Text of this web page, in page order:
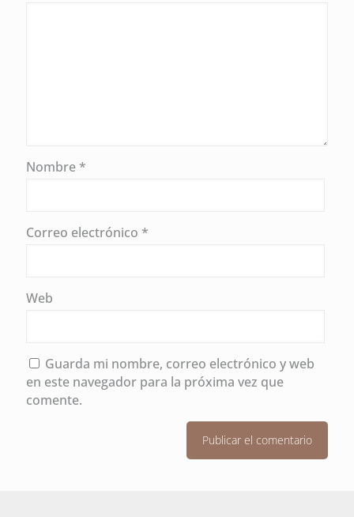
Nombre *
Correo electrónico *
Web
Guarda mi nombre, correo electrónico y web
en este navegador para la próxima vez que
comente.